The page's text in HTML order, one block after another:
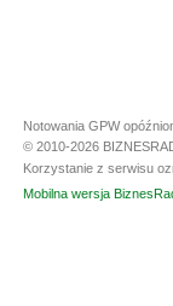
Notowania GPW
© 2010-2026
Korzystanie z serwisu
Mobilna wersja